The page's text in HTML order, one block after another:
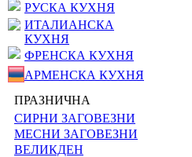
РУСКА КУХНЯ
ИТАЛИАНСКА
КУХНЯ
ФРЕНСКА КУХНЯ
АРМЕНСКА КУХНЯ
ПРАЗНИЧНА
СИРНИ ЗАГОВЕЗНИ
МЕСНИ ЗАГОВЕЗНИ
ВЕЛИКДЕН